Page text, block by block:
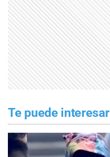
Te puede interesar